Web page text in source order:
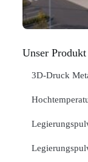
Unser Produkt
3D-Druck